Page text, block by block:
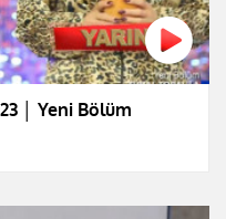
│ Yeni Bölüm